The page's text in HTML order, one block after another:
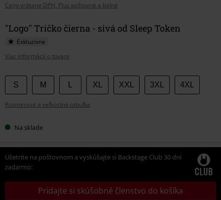
Ceny vrátane DPH, Plus poštovné a balné
"Logo" Tričko čierna - sivá od Sleep Token
Exkluzívne
Viac informácií o tovare
Vyberte
si
veľkosť
S M XL XXL 3XL 4XL
Rozmerová a veľkostná tabuľka
Na sklade
Ušetrite na poštovnom a vyskúšajte si Backstage Club 30 dní
zadarmo:
Pridajte si skúšobné členstvo do košíka